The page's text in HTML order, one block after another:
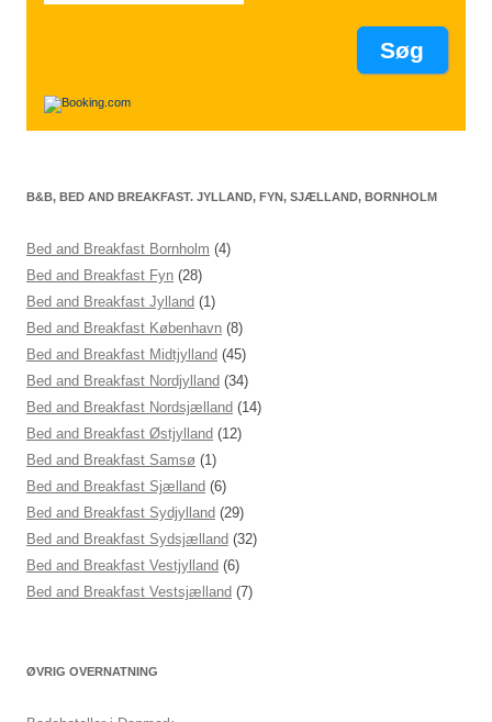
B&B, BED AND BREAKFAST. JYLLAND, FYN, SJÆLLAND, BORNHOLM
Bed and Breakfast Bornholm (4)
Bed and Breakfast Fyn (28)
Bed and Breakfast Jylland (1)
Bed and Breakfast København (8)
Bed and Breakfast Midtjylland (45)
Bed and Breakfast Nordjylland (34)
Bed and Breakfast Nordsjælland (14)
Bed and Breakfast Østjylland (12)
Bed and Breakfast Samsø (1)
Bed and Breakfast Sjælland (6)
Bed and Breakfast Sydjylland (29)
Bed and Breakfast Sydsjælland (32)
Bed and Breakfast Vestjylland (6)
Bed and Breakfast Vestsjælland (7)
ØVRIG OVERNATNING